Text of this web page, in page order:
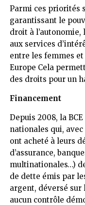
Parmi ces priorités
garantissant le
droit à
aux services
entre les femmes
Europe Cela
des droits pour un
Financement
Depuis 2008, la
nationales qui,
ont acheté à leurs
d’assurance,
multinationales…)
de dette émis par
argent, déversé sur
aucun contrôle